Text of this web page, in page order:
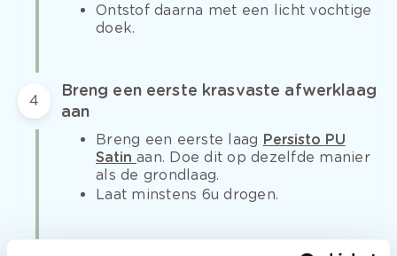
Ontstof daarna met een licht vochtige
doek.
4
Breng een eerste krasvaste afwerklaag
aan
Breng een eerste laag Persisto PU
Satin aan. Doe dit op dezelfde manier
als de grondlaag.
Laat minstens 6u drogen.